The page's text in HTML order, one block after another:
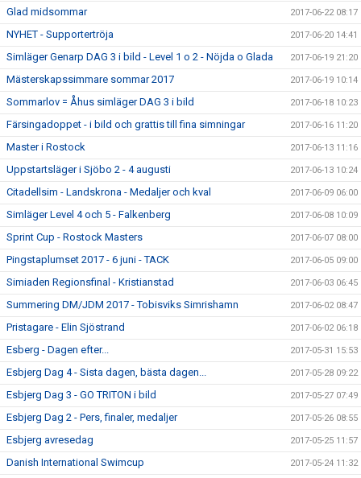
Glad midsommar 2017-06-22 08:17
NYHET - Supportertröja 2017-06-20 14:41
Simläger Genarp DAG 3 i bild - Level 1 o 2 - Nöjda o Glada 2017-06-19 21:20
Mästerskapssimmare sommar 2017 2017-06-19 10:14
Sommarlov = Åhus simläger DAG 3 i bild 2017-06-18 10:23
Färsingadoppet - i bild och grattis till fina simningar 2017-06-16 11:20
Master i Rostock 2017-06-13 11:16
Uppstartsläger i Sjöbo 2 - 4 augusti 2017-06-13 10:24
Citadellsim - Landskrona - Medaljer och kval 2017-06-09 06:00
Simläger Level 4 och 5 - Falkenberg 2017-06-08 10:09
Sprint Cup - Rostock Masters 2017-06-07 08:00
Pingstaplumset 2017 - 6 juni - TACK 2017-06-05 09:00
Simiaden Regionsfinal - Kristianstad 2017-06-03 06:45
Summering DM/JDM 2017 - Tobisviks Simrishamn 2017-06-02 08:47
Pristagare - Elin Sjöstrand 2017-06-02 06:18
Esberg - Dagen efter... 2017-05-31 15:53
Esbjerg Dag 4 - Sista dagen, bästa dagen... 2017-05-28 09:22
Esbjerg Dag 3 - GO TRITON i bild 2017-05-27 07:49
Esbjerg Dag 2 - Pers, finaler, medaljer 2017-05-26 08:55
Esbjerg avresedag 2017-05-25 11:57
Danish International Swimcup 2017-05-24 11:32